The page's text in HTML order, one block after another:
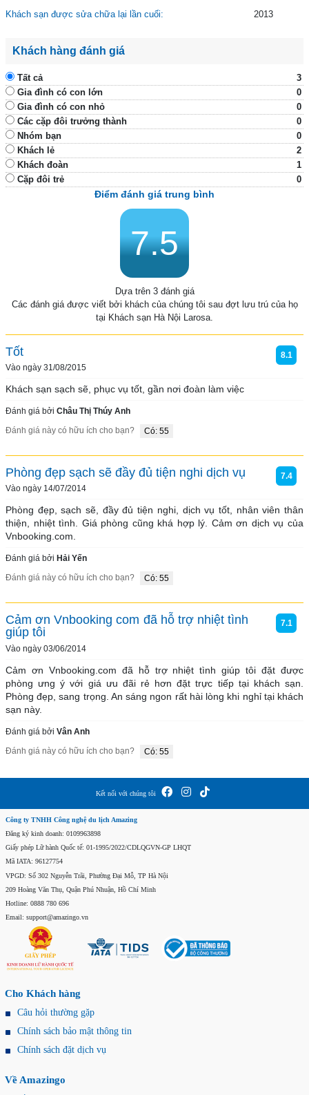
Khách sạn được sửa chữa lại lần cuối:
2013
Khách hàng đánh giá
Tất cả
3
Gia đình có con lớn
0
Gia đình có con nhỏ
0
Các cặp đôi trưởng thành
0
Nhóm bạn
0
Khách lẻ
2
Khách đoàn
1
Cặp đôi trẻ
0
Điểm đánh giá trung bình
7.5
Dựa trên 3 đánh giá
Các đánh giá được viết bởi khách của chúng tôi sau đợt lưu trú của họ
tại Khách sạn Hà Nội Larosa.
Tốt
Vào ngày 31/08/2015
8.1
Khách sạn sạch sẽ, phục vụ tốt, gần nơi đoàn làm việc
Đánh giá bởi Châu Thị Thúy Anh
Đánh giá này có hữu ích cho bạn?
Có: 55
Phòng đẹp sạch sẽ đầy đủ tiện nghi dịch vụ
Vào ngày 14/07/2014
7.4
Phòng đẹp, sạch sẽ, đầy đủ tiện nghi, dịch vụ tốt, nhân viên thân
thiện, nhiệt tình. Giá phòng cũng khá hợp lý. Cảm ơn dịch vụ của
Vnbooking.com.
Đánh giá bởi Hải Yến
Đánh giá này có hữu ích cho bạn?
Có: 55
Cảm ơn Vnbooking com đã hỗ trợ nhiệt tình
giúp tôi
Vào ngày 03/06/2014
7.1
Cảm ơn Vnbooking.com đã hỗ trợ nhiệt tình giúp tôi đặt được
phòng ưng ý với giá ưu đãi rẻ hơn đặt trực tiếp tại khách sạn.
Phòng đẹp, sang trọng. An sáng ngon rất hài lòng khi nghỉ tại khách
sạn này.
Đánh giá bởi Vân Anh
Đánh giá này có hữu ích cho bạn?
Có: 55
Kết nối với chúng tôi
Công ty TNHH Công nghệ du lịch Amazing
Đăng ký kinh doanh: 0109963898
Giấy phép Lữ hành Quốc tế: 01-1995/2022/CDLQGVN-GP LHQT
Mã IATA: 96127754
VPGD: Số 302 Nguyễn Trãi, Phường Đại Mỗ, TP Hà Nội
209 Hoàng Văn Thụ, Quận Phú Nhuận, Hồ Chí Minh
Hotline: 0888 780 696
Email: support@amazingo.vn
Cho Khách hàng
Câu hỏi thường gặp
Chính sách bảo mật thông tin
Chính sách đặt dịch vụ
Về Amazingo